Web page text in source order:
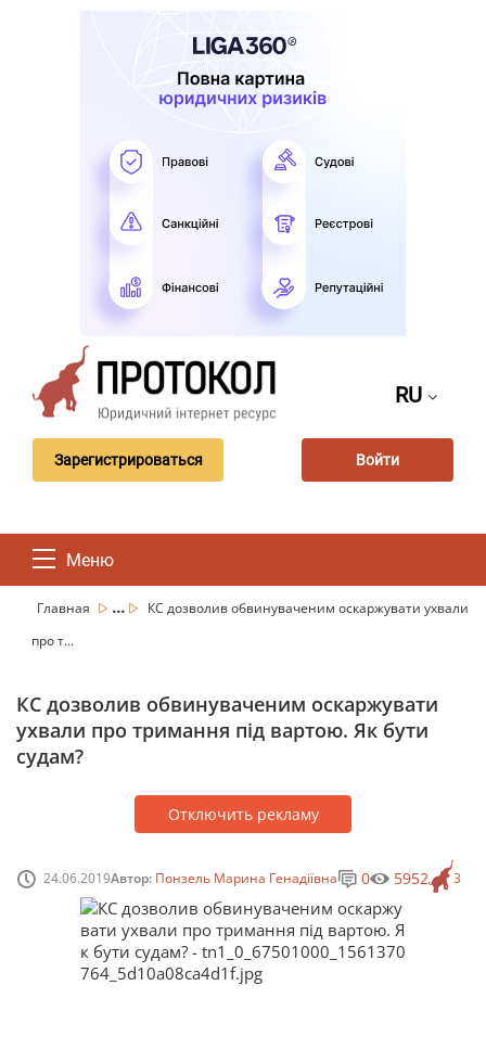
RU
Зарегистрироваться Войти
Меню
Главная ...
КС дозволив обвинуваченим оскаржувати ухвали
про т...
КС дозволив обвинуваченим оскаржувати
ухвали про тримання під вартою. Як бути
судам?
Отключить рекламу
24.06.2019Автор: Понзель Марина Генадіївна 3
0 5952